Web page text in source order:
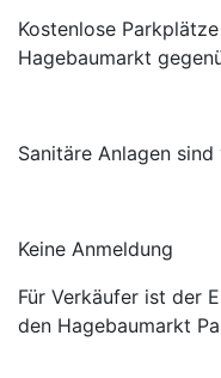
Kostenlose
Hagebaumarkt
Sanitäre Anlagen
Keine Anmeldung
Für Verkäufer ist der
den Hagebaumarkt